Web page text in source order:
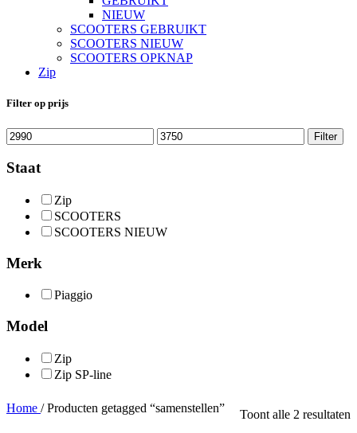
NIEUW
SCOOTERS GEBRUIKT
SCOOTERS NIEUW
SCOOTERS OPKNAP
Zip
Filter op prijs
Min.
prijs
Max.
prijs
Filter
Staat
Zip
SCOOTERS
SCOOTERS NIEUW
Merk
Piaggio
Model
Zip
Zip SP-line
Home / Producten getagged “samenstellen” Toont alle 2 resultaten